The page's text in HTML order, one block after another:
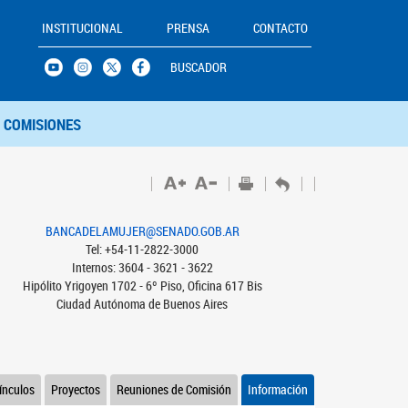
INSTITUCIONAL PRENSA CONTACTO
BUSCADOR
COMISIONES
BANCADELAMUJER@SENADO.GOB.AR
Tel: +54-11-2822-3000
Internos: 3604 - 3621 - 3622
Hipólito Yrigoyen 1702 - 6º Piso, Oficina 617 Bis
Ciudad Autónoma de Buenos Aires
Información
Reuniones de Comisión
Proyectos